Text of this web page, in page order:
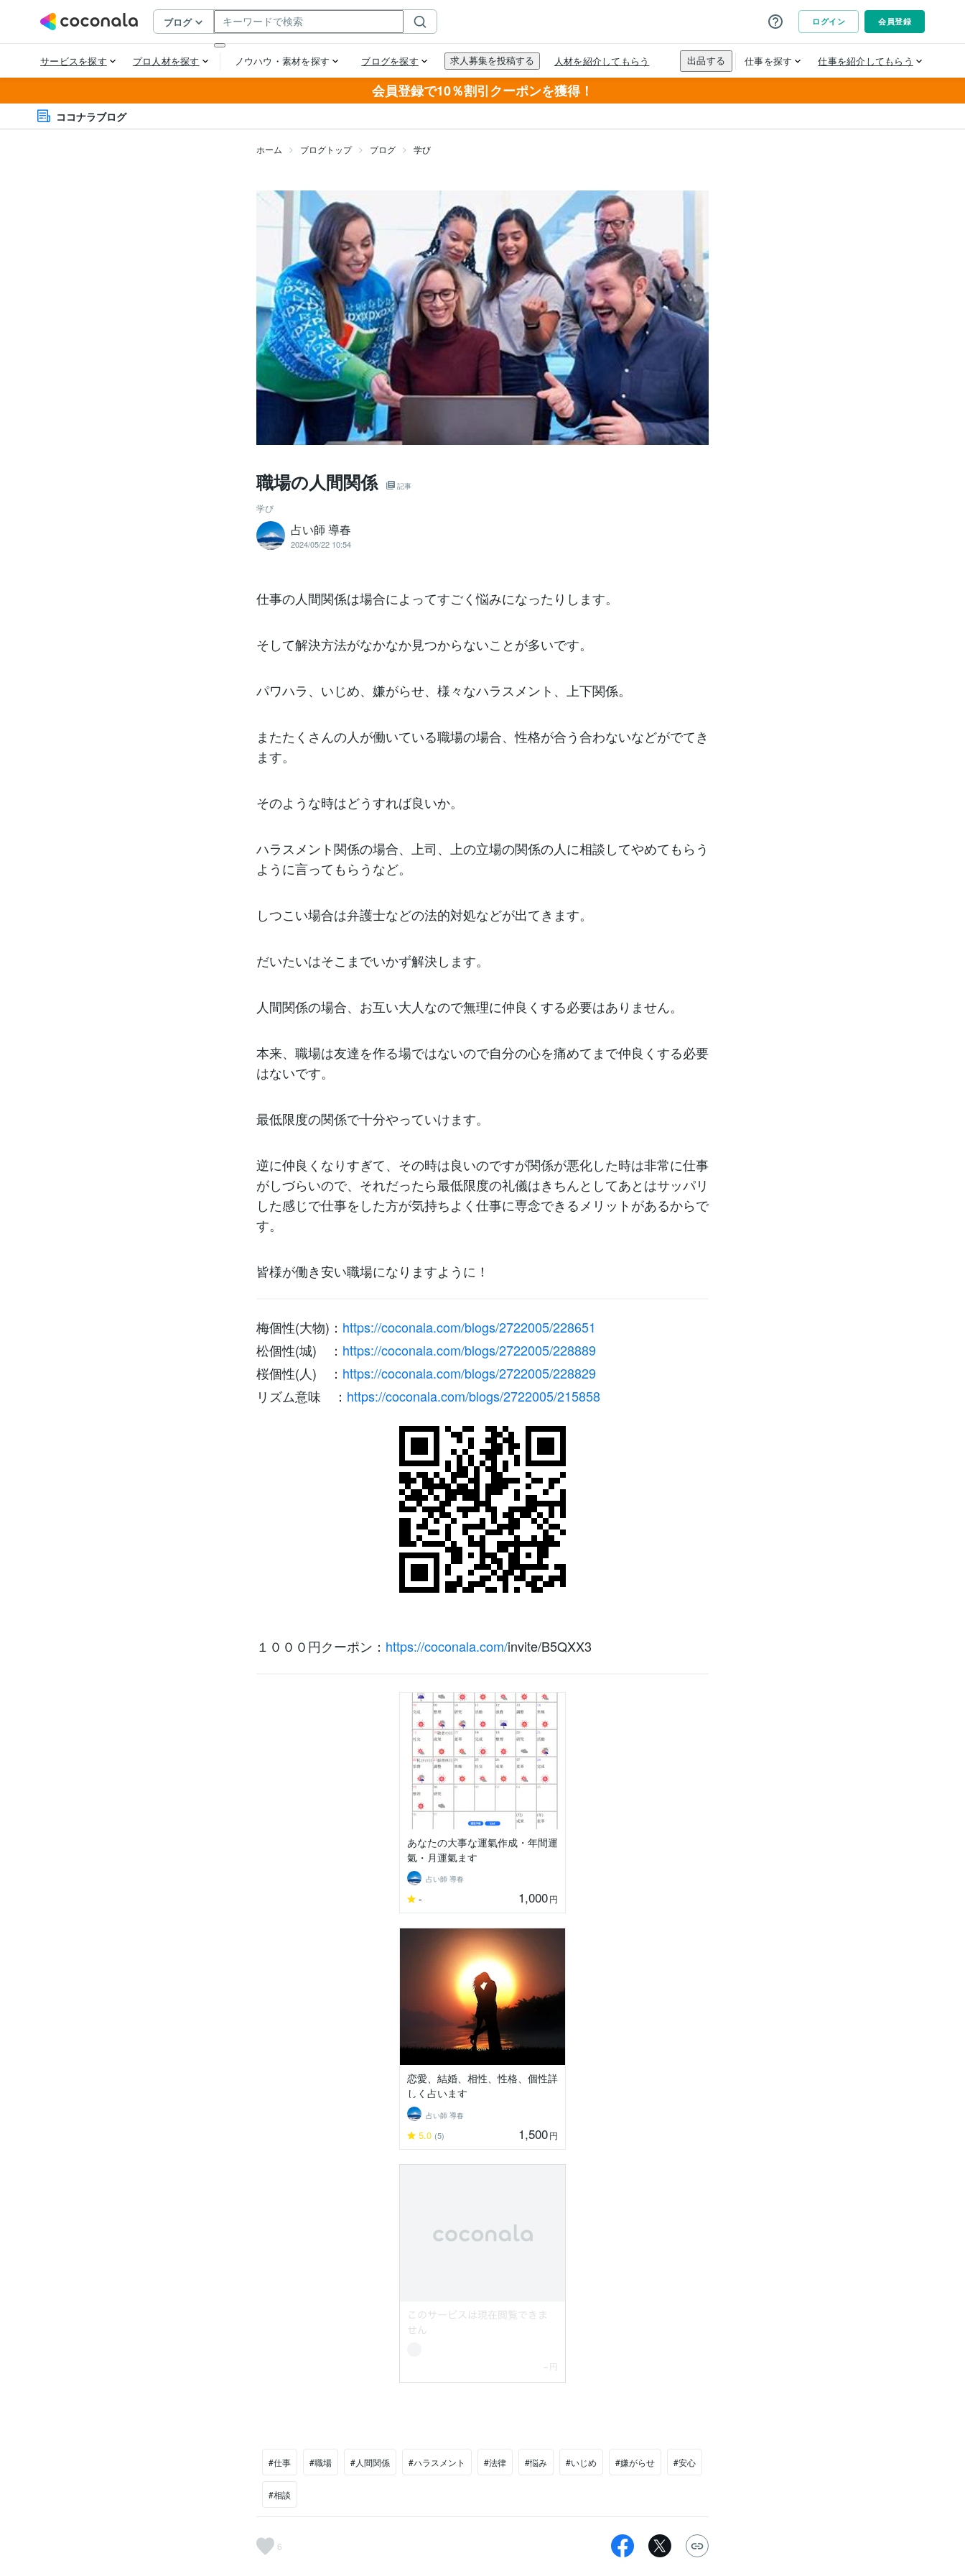
会員登録で10％割引クーポンを獲得！
ココナラブログ
ホーム ブログトップ ブログ 学び
職場の人間関係 記事
学び
占い師 導春
2024/05/22 10:54
仕事の人間関係は場合によってすごく悩みになったりします。
そして解決方法がなかなか見つからないことが多いです。
パワハラ、いじめ、嫌がらせ、様々なハラスメント、上下関係。
またたくさんの人が働いている職場の場合、性格が合う合わないなどがでてき
ます。
そのような時はどうすれば良いか。
ハラスメント関係の場合、上司、上の立場の関係の人に相談してやめてもらう
ように言ってもらうなど。
しつこい場合は弁護士などの法的対処などが出てきます。
だいたいはそこまでいかず解決します。
人間関係の場合、お互い大人なので無理に仲良くする必要はありません。
本来、職場は友達を作る場ではないので自分の心を痛めてまで仲良くする必要
はないです。
最低限度の関係で十分やっていけます。
逆に仲良くなりすぎて、その時は良いのですが関係が悪化した時は非常に仕事
がしづらいので、それだったら最低限度の礼儀はきちんとしてあとはサッパリ
した感じで仕事をした方が気持ちよく仕事に専念できるメリットがあるからで
す。
皆様が働き安い職場になりますように！
梅個性(大物)： https://coconala.com/blogs/2722005/228651
松個性(城) ： https://coconala.com/blogs/2722005/228889
桜個性(人) ： https://coconala.com/blogs/2722005/228829
リズム意味 ： https://coconala.com/blogs/2722005/215858
１０００円クーポン： https://coconala.com/invite/B5QXX3
あなたの大事な運氣作成・年間運
氣・月運氣ます
占い師 導春
- 1,000円
恋愛、結婚、相性、性格、個性詳
しく占います
占い師 導春
5.0 (5) 1,500円
#仕事 #職場 #人間関係 #ハラスメント #法律 #悩み #いじめ #嫌がらせ #安心
#相談
6